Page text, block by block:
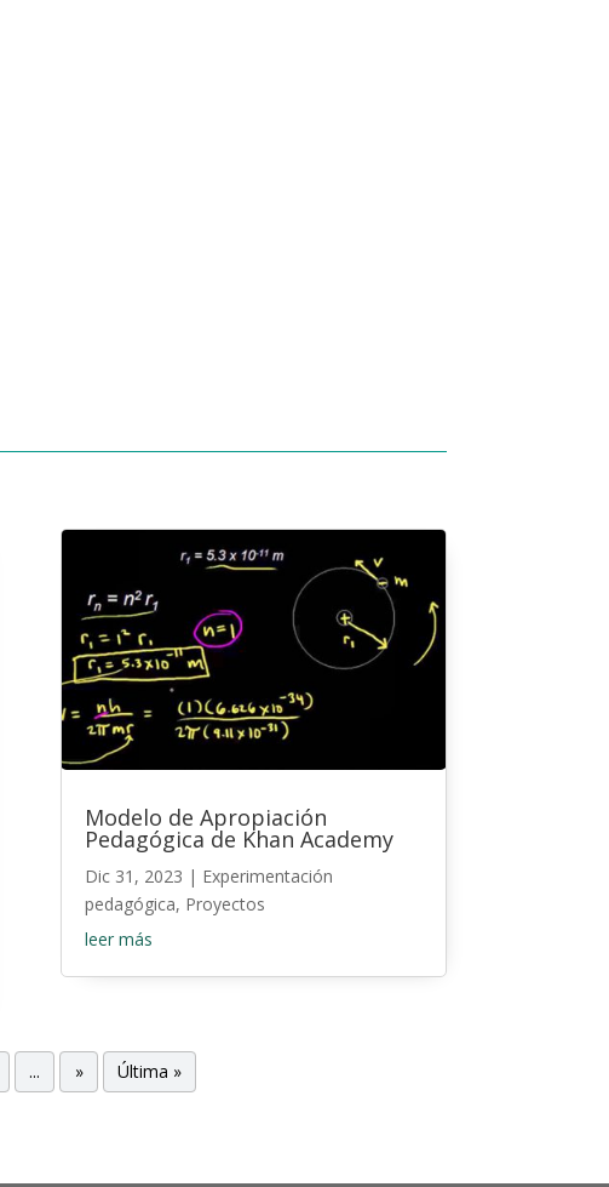
Modelo de Apropiación
Pedagógica de Khan Academy
Dic 31, 2023 | Experimentación
pedagógica, Proyectos
leer más
... » Última »